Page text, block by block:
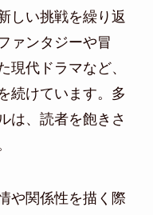
しい挑戦を繰り返
ァンタジーや冒
現代ドラマなど、
続けています。多
は、読者を飽きさ
や関係性を描く際